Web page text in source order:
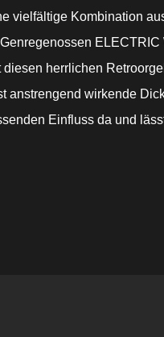
vielfältige Kombination
ELECTRIC
herrlichen
anstrengend wirkende
Einfluss da und